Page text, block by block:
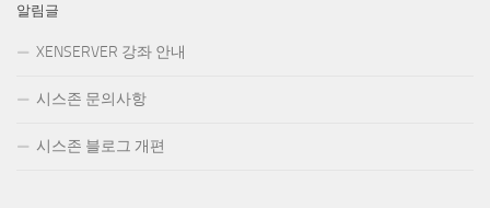
알림글
XENSERVER 강좌 안내
시스존 문의사항
시스존 블로그 개편